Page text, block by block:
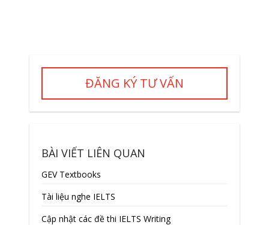
ĐĂNG KÝ TƯ VẤN
BÀI VIẾT LIÊN QUAN
GEV Textbooks
Tài liệu nghe IELTS
Cập nhật các đề thi IELTS Writing